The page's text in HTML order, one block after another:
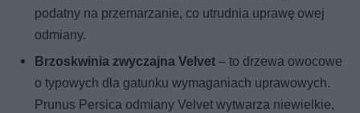
podatny na przemarzanie, co utrudnia uprawę owej
odmiany.
Brzoskwinia zwyczajna Velvet – to drzewa owocowe
o typowych dla gatunku wymaganiach uprawowych.
Prunus Persica odmiany Velvet wytwarza niewielkie,